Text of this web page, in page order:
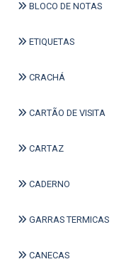
BLOCO DE NOTAS
ETIQUETAS
CRACHÁ
CARTÃO DE VISITA
CARTAZ
CADERNO
GARRAS TERMICAS
CANECAS